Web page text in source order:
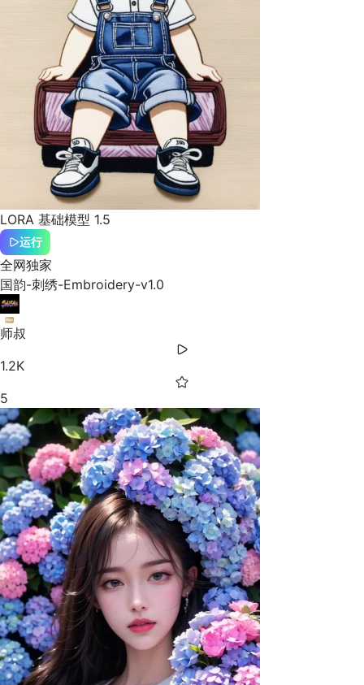
LORA 基础模型 1.5
运行
全网独家
国韵-刺绣-Embroidery-v1.0
师叔
1.2K
5